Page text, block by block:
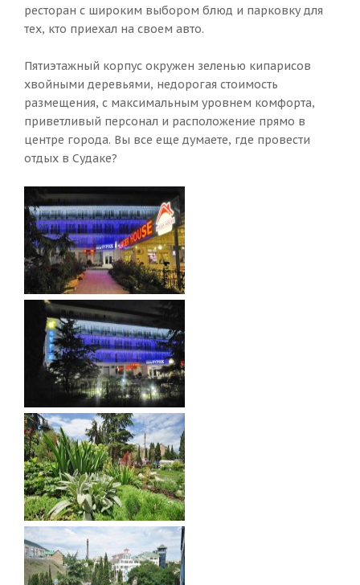
ресторан с широким выбором блюд и парковку для
тех, кто приехал на своем авто.
Пятиэтажный корпус окружен зеленью кипарисов
хвойными деревьями, недорогая стоимость
размещения, с максимальным уровнем комфорта,
приветливый персонал и расположение прямо в
центре города. Вы все еще думаете, где провести
отдых в Судаке?